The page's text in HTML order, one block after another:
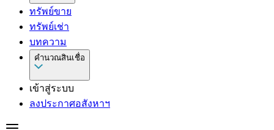
ทรัพย์ขาย
ทรัพย์เช่า
บทความ
คำนวณสินเชื่อ
เข้าสู่ระบบ
ลงประกาศอสังหาฯ